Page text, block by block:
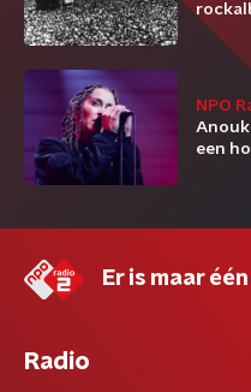
NPO
een
Er is maar
Radio